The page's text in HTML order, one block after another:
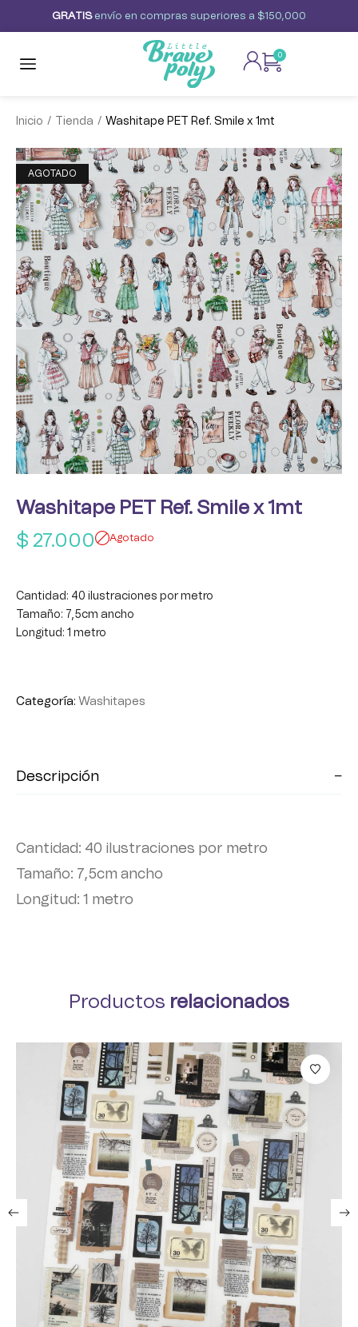
GRAT S envío en compras superiores a $150,000
0
Inicio / Tienda / Washitape PET Ref. Smile x 1mt
AGOTADO
Washitape PET Ref. Smile x 1mt
$ 27.000 Agotado
Cantidad: 40 ilustraciones por metro
Tamaño: 7,5cm ancho
Longitud: 1 metro
Categoría: Washitapes
Descripción
Cantidad: 40 ilustraciones por metro
Tamaño: 7,5cm ancho
Longitud: 1 metro
Productos relacionados